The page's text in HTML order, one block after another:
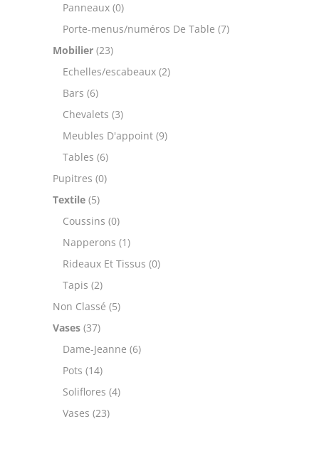
Panneaux (0)
Porte-menus/numéros De Table (7)
Mobilier (23)
Echelles/escabeaux (2)
Bars (6)
Chevalets (3)
Meubles D'appoint (9)
Tables (6)
Pupitres (0)
Textile (5)
Coussins (0)
Napperons (1)
Rideaux Et Tissus (0)
Tapis (2)
Non Classé (5)
Vases (37)
Dame-Jeanne (6)
Pots (14)
Soliflores (4)
Vases (23)